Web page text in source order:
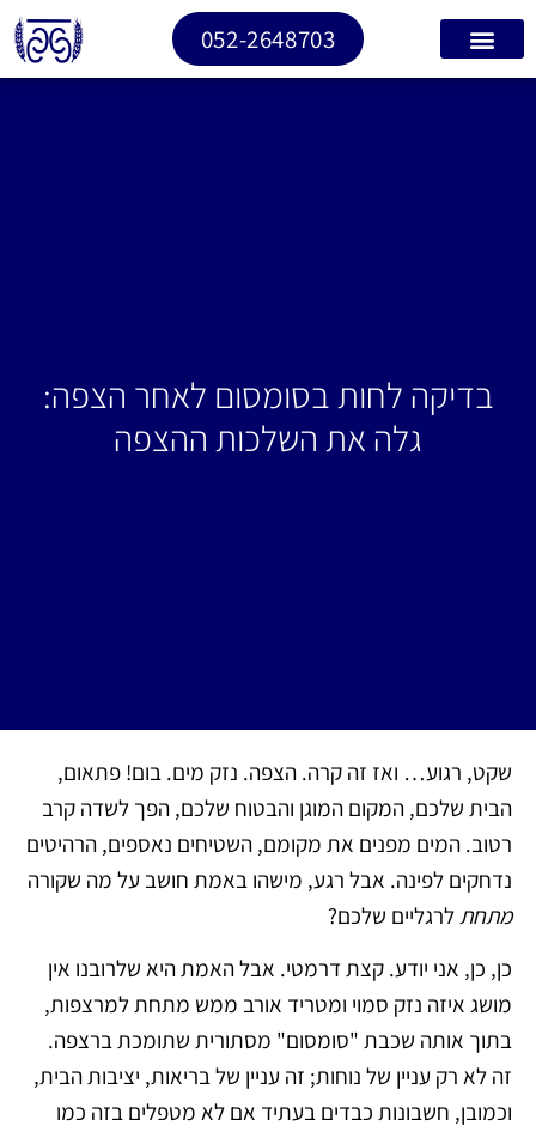
052-2648703
בדיקה לחות בסומסום לאחר הצפה:
גלה את השלכות ההצפה
שקט, רגוע… ואז זה קרה. הצפה. נזק מים. בום! פתאום,
הבית שלכם, המקום המוגן והבטוח שלכם, הפך לשדה קרב
רטוב. המים מפנים את מקומם, השטיחים נאספים, הרהיטים
נדחקים לפינה. אבל רגע, מישהו באמת חושב על מה שקורה
מתחת לרגליים שלכם?
כן, כן, אני יודע. קצת דרמטי. אבל האמת היא שלרובנו אין
מושג איזה נזק סמוי ומטריד אורב ממש מתחת למרצפות,
בתוך אותה שכבת "סומסום" מסתורית שתומכת ברצפה.
זה לא רק עניין של נוחות; זה עניין של בריאות, יציבות הבית,
וכמובן, חשבונות כבדים בעתיד אם לא מטפלים בזה כמו